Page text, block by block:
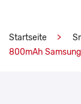
Startseite
800mAh